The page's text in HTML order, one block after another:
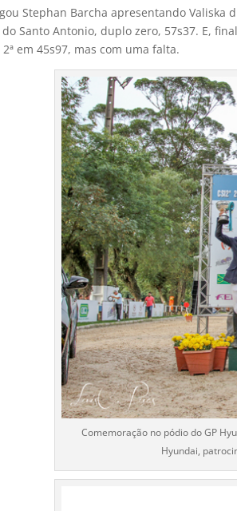
Stephan Barcha apresentando
Santo Antonio, duplo zero, 57s37. E,
em 45s97, mas com uma falta.
Comemoração no pódio do GP
Hyundai,